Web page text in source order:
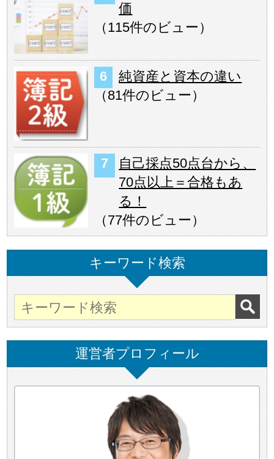
価
（115件のビュー ）
純資産と資本の違い
（81件のビュー ）
自己採点50点台から、
70点以上＝合格もあ
る！
（77件のビュー ）
キーワード検索
運営者プロフィール